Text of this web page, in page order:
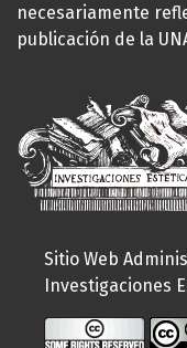
necesariamente
publicación de la
Sitio Web
Investigaciones